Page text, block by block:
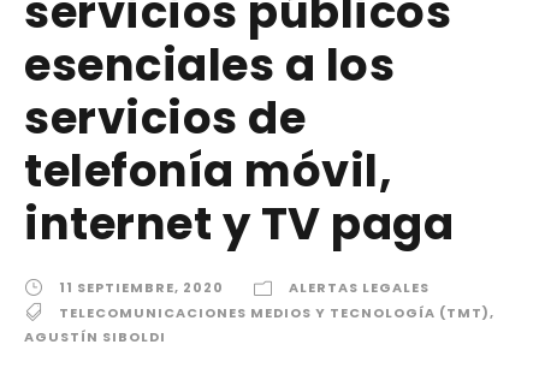
servicios públicos
esenciales a los
servicios de
telefonía móvil,
internet y TV paga
11 SEPTIEMBRE, 2020
ALERTAS LEGALES
TELECOMUNICACIONES MEDIOS Y TECNOLOGÍA (TMT),
AGUSTÍN SIBOLDI